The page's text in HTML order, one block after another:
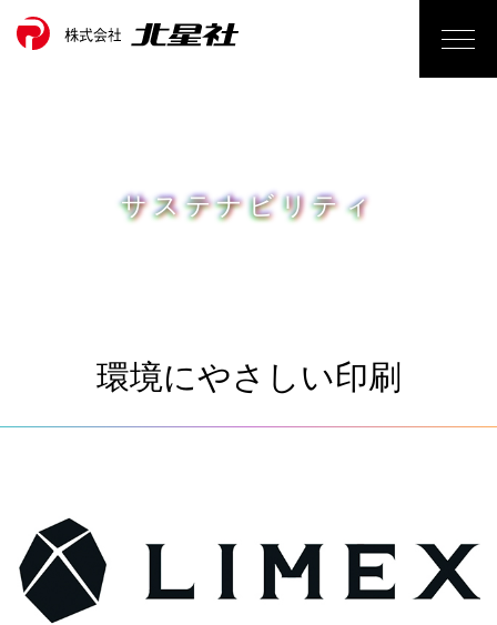
サステナビリティ
環境にやさしい印刷